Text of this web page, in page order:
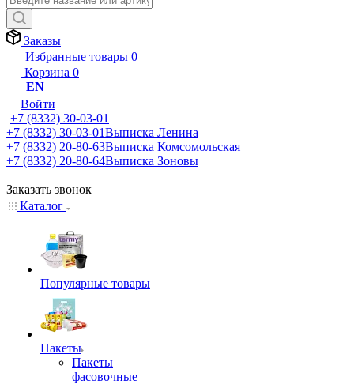
Заказы
Избранные товары 0
Корзина 0
EN
Войти
+7 (8332) 30-03-01
+7 (8332) 30-03-01Выписка Ленина
+7 (8332) 20-80-63Выписка Комсомольская
+7 (8332) 20-80-64Выписка Зоновы
Заказать звонок
Каталог
Популярные товары
Пакеты
Пакеты
фасовочные